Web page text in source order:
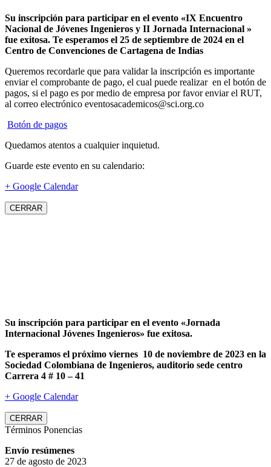
Su inscripción para participar en el evento «IX Encuentro
Nacional de Jóvenes Ingenieros y II Jornada Internacional »
fue exitosa. Te esperamos el 25 de septiembre de 2024 en el
Centro de Convenciones de Cartagena de Indias
Queremos recordarle que para validar la inscripción es importante
enviar el comprobante de pago, el cual puede realizar en el botón de
pagos, si el pago es por medio de empresa por favor enviar el RUT,
al correo electrónico eventosacademicos@sci.org.co
Botón de pagos
Quedamos atentos a cualquier inquietud.
Guarde este evento en su calendario:
+ Google Calendar
CERRAR
Su inscripción para participar en el evento «Jornada
Internacional Jóvenes Ingenieros» fue exitosa.
Te esperamos el próximo viernes 10 de noviembre de 2023 en la
Sociedad Colombiana de Ingenieros, auditorio sede centro
Carrera 4 # 10 – 41
+ Google Calendar
CERRAR
Términos Ponencias
Envío resúmenes
27 de agosto de 2023